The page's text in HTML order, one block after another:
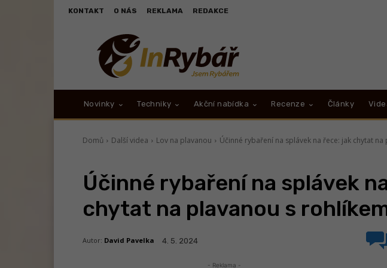
KONTAKT O NÁS REKLAMA REDAKCE
Novinky Techniky Akční nabídka Recenze Články
Domů Další videa Lov na plavanou Účinné rybaření na splávek na řece: jak chytat
Účinné rybaření na splávek
chytat na plavanou s
Autor: David Pavelka 4. 5. 2024
- Reklama -